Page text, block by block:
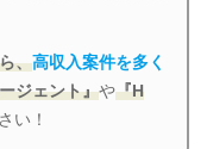
、高収入案件を多く
ジェント』や『H
い！